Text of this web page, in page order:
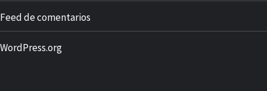
Feed de comentarios
WordPress.org